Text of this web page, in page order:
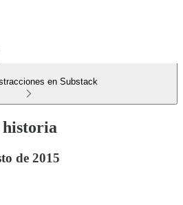
en Substack
historia
de 2015